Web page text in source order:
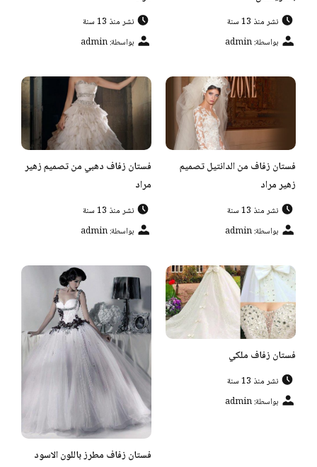
نشر منذ 13 سنة
بواسطة: admin
نشر منذ 13 سنة
بواسطة: admin
فستان زفاف من الدانتيل تصميم
زهير مراد
نشر منذ 13 سنة
بواسطة: admin
فستان زفاف دهبي من تصميم زهير
مراد
نشر منذ 13 سنة
بواسطة: admin
فستان زفاف ملكي
نشر منذ 13 سنة
بواسطة: admin
فستان زفاف مطرز باللون الاسود